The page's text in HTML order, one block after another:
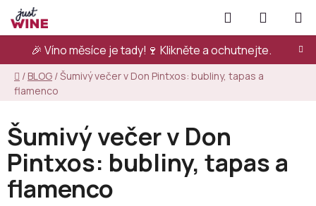
Přejít
na
obsah
🎉 Víno měsíce je tady!🍷 Klikněte a ochutnejte.
Hledat
KOŠÍK
Domů
/ BLOG /Šumivý večer v Don Pintxos: bubliny, tapas a
flamenco
Šumivý večer v Don
Pintxos: bubliny, tapas a
flamenco